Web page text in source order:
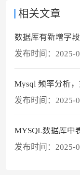
相关文章
发布时间： 2025-
Mysql 频率分析
发布时间： 2025-
MYSQL数据库中
发布时间： 2025-